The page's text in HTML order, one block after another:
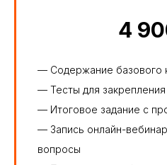
4
— Содержание базового
— Тесты для
— Итоговое задание с
— Запись онлайн-
вопросы